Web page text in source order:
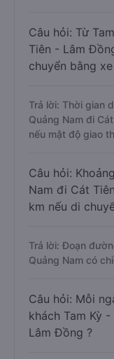
Câu hỏi: Từ
Tiên - Lâm
chuyển bằng
Trả lời: Thời gian
Quảng Nam đi
nếu mật độ giao
Câu hỏi:
Nam đi Cát
km nếu di
Trả lời: Đoạn
Quảng Nam có
Câu hỏi: Mỗi
khách Tam Kỳ
Lâm Đồng ?